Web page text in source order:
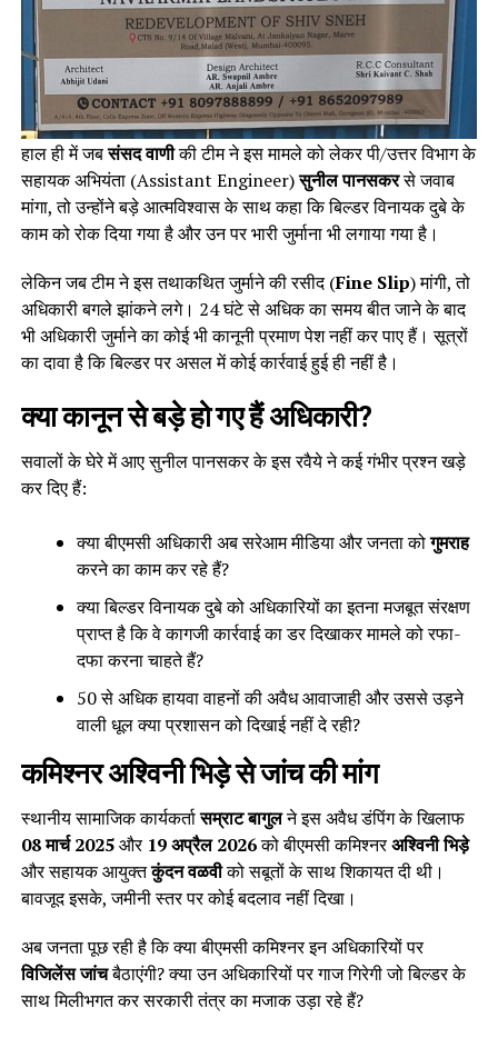
हाल ही में जबसंसद वाणीकी टीम ने इस मामले को लेकर पी/उत्तर विभाग के
सहायक अभियंता (Assistant Engineer)सुनील पानसकरसे जवाब
मांगा, तो उन्होंने बड़े आत्मविश्वास के साथ कहा कि बिल्डर विनायक दुबे के
काम को रोक दिया गया है और उन पर भारी जुर्माना भी लगाया गया है।
लेकिन जब टीम ने इस तथाकथित जुर्माने की रसीद (Fine Slip) मांगी, तो
अधिकारी बगले झांकने लगे। 24 घंटे से अधिक का समय बीत जाने के बाद
भी अधिकारी जुर्माने का कोई भी कानूनी प्रमाण पेश नहीं कर पाए हैं। सूत्रों
का दावा है कि बिल्डर पर असल में कोई कार्रवाई हुई ही नहीं है।
क्या कानून से बड़े हो गए हैं अधिकारी?
सवालों के घेरे में आए सुनील पानसकर के इस रवैये ने कई गंभीर प्रश्न खड़े
कर दिए हैं:
क्या बीएमसी अधिकारी अब सरेआम मीडिया और जनता कोगुमराह
करने का काम कर रहे हैं?
क्या बिल्डर विनायक दुबे को अधिकारियों का इतना मजबूत संरक्षण
प्राप्त है कि वे कागजी कार्रवाई का डर दिखाकर मामले को रफा-
दफा करना चाहते हैं?
50 से अधिक हायवा वाहनों की अवैध आवाजाही और उससे उड़ने
वाली धूल क्या प्रशासन को दिखाई नहीं दे रही?
कमिश्नर अश्विनी भिड़े से जांच की मांग
स्थानीय सामाजिक कार्यकर्तासम्राट बागुलने इस अवैध डंपिंग के खिलाफ
08 मार्च 2025और 19 अप्रैल 2026को बीएमसी कमिश्नरअश्विनी भिड़े
और सहायक आयुक्तकुंदन वळवीको सबूतों के साथ शिकायत दी थी।
बावजूद इसके, जमीनी स्तर पर कोई बदलाव नहीं दिखा।
अब जनता पूछ रही है कि क्या बीएमसी कमिश्नर इन अधिकारियों पर
विजिलेंस जांचबैठाएंगी? क्या उन अधिकारियों पर गाज गिरेगी जो बिल्डर के
साथ मिलीभगत कर सरकारी तंत्र का मजाक उड़ा रहे हैं?